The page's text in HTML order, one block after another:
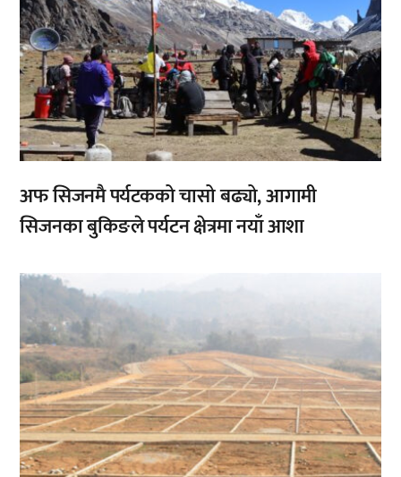
अफ सिजनमै पर्यटकको चासो बढ्यो, आगामी
सिजनका बुकिङले पर्यटन क्षेत्रमा नयाँ आशा
,